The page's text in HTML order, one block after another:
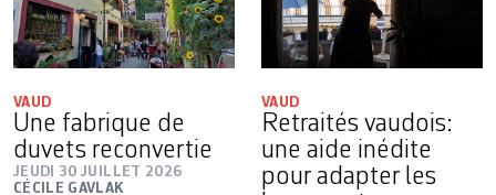
VAUD
Une fabrique de
duvets reconvertie
JEUDI 30 JUILLET 2026
CÉCILE GAVLAK
VAUD
Retraités vaudois:
une aide inédite
pour adapter les